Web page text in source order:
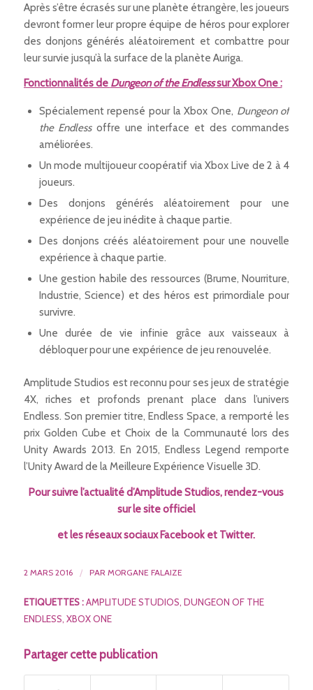
Après s’être écrasés sur une planète étrangère, les joueurs
devront former leur propre équipe de héros pour explorer
des donjons générés aléatoirement et combattre pour
leur survie jusqu’à la surface de la planète Auriga.
Fonctionnalités de Dungeon of the Endlesssur Xbox One :
Spécialement repensé pour la Xbox One, Dungeon of
the Endlessoffre une interface et des commandes
améliorées.
Un mode multijoueur coopératif via Xbox Live de 2 à 4
joueurs.
Des donjons générés aléatoirement pour une
expérience de jeu inédite à chaque partie.
Des donjons créés aléatoirement pour une nouvelle
expérience à chaque partie.
Une gestion habile des ressources (Brume, Nourriture,
Industrie, Science) et des héros est primordiale pour
survivre.
Une durée de vie infinie grâce aux vaisseaux à
débloquer pour une expérience de jeu renouvelée.
Amplitude Studios est reconnu pour ses jeux de stratégie
4X, riches et profonds prenant place dans l’univers
Endless. Son premier titre, Endless Space, a remporté les
prix Golden Cube et Choix de la Communauté lors des
Unity Awards 2013. En 2015, Endless Legend remporte
l’Unity Award de la Meilleure Expérience Visuelle 3D.
Pour suivre l’actualité d’Amplitude Studios, rendez-vous
sur lesite officiel
et les réseaux sociauxFacebook et Twitter.
2 MARS 2016 / PAR MORGANE FALAIZE
ETIQUETTES : AMPLITUDE STUDIOS, DUNGEON OF THE
ENDLESS, XBOX ONE
Partager cette publication